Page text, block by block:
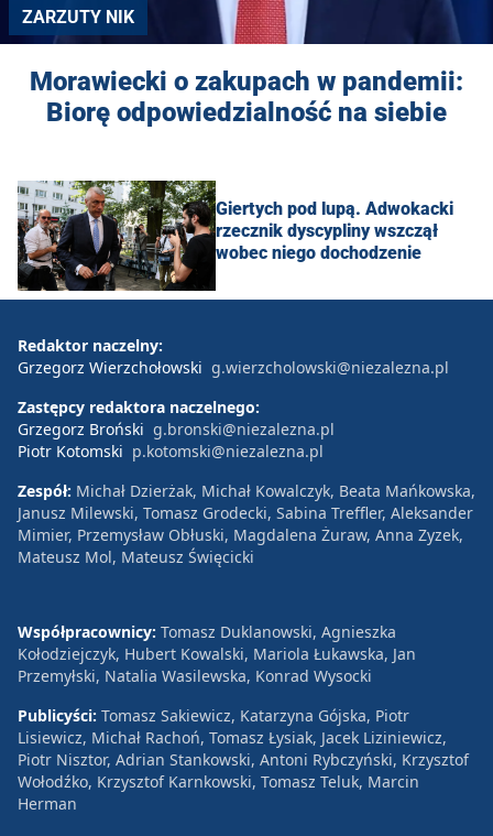
ZARZUTY NIK
Morawiecki o zakupach w pandemii:
Biorę odpowiedzialność na siebie
Giertych pod lupą. Adwokacki
rzecznik dyscypliny wszczął
wobec niego dochodzenie
Redaktor naczelny:
Grzegorz Wierzchołowski g.wierzcholowski@niezalezna.pl
Zastępcy redaktora naczelnego:
Grzegorz Broński g.bronski@niezalezna.pl
Piotr Kotomski p.kotomski@niezalezna.pl
Zespół: Michał Dzierżak, Michał Kowalczyk, Beata Mańkowska,
Janusz Milewski, Tomasz Grodecki, Sabina Treffler, Aleksander
Mimier, Przemysław Obłuski, Magdalena Żuraw, Anna Zyzek,
Mateusz Mol, Mateusz Święcicki
Współpracownicy: Tomasz Duklanowski, Agnieszka
Kołodziejczyk, Hubert Kowalski, Mariola Łukawska, Jan
Przemyłski, Natalia Wasilewska, Konrad Wysocki
Publicyści: Tomasz Sakiewicz, Katarzyna Gójska, Piotr
Lisiewicz, Michał Rachoń, Tomasz Łysiak, Jacek Liziniewicz,
Piotr Nisztor, Adrian Stankowski, Antoni Rybczyński, Krzysztof
Wołodźko, Krzysztof Karnkowski, Tomasz Teluk, Marcin
Herman